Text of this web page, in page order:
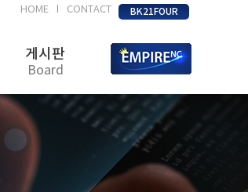
HOME CONTACT BK21FOUR
게시판
Board